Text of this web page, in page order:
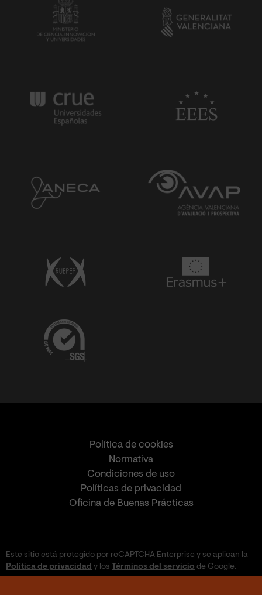
Política de cookies
Normativa
Condiciones de uso
Políticas de privacidad
Oficina de Buenas Prácticas
Este sitio está protegido por reCAPTCHA Enterprise y se aplican la
Política de privacidad y los Términos del servicio de Google.